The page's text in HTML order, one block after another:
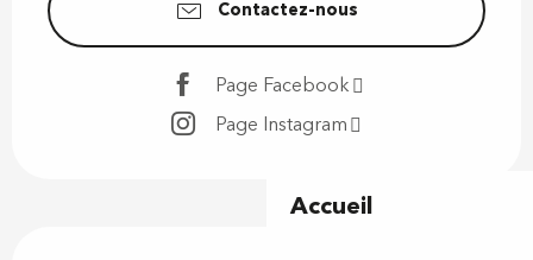
Accueil
Contactez-nous
Page Facebook
Page Instagram